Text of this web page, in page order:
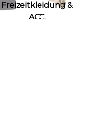
Freizeitkleidung &
ACC.